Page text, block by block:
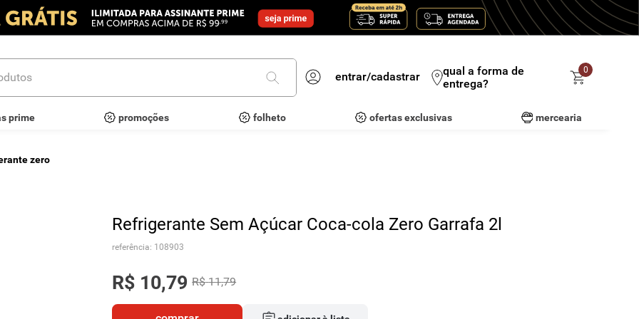
entrar/cadastrar
qual a forma de
entrega?
0
prime promoções folheto ofertas exclusivas mercearia
zero
Refrigerante Sem Açúcar Coca-cola Zero Garrafa 2l
referência: 108903
R$ 10,79 R$ 11,79